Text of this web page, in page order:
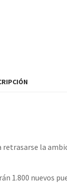
la
1.800 nuevos